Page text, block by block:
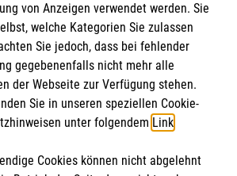
Hilfsdienst e.V.
7060 120 120 120 0001 2
von Anzeigen verwendet werden. Sie
welche Kategorien Sie zulassen
Sie jedoch, dass bei fehlender
gegebenenfalls nicht mehr alle
der Webseite zur Verfügung stehen.
Sie in unseren speziellen Cookie-
unter folgendem Link.
Cookies können nicht abgelehnt